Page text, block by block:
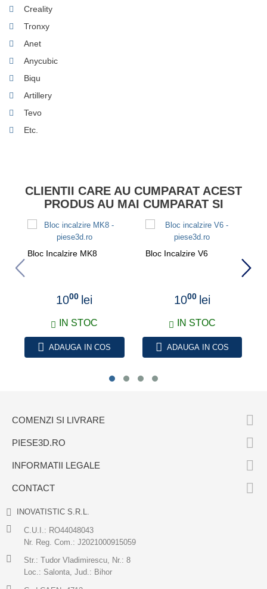
Creality
Tronxy
Anet
Anycubic
Biqu
Artillery
Tevo
Etc.
CLIENTII CARE AU CUMPARAT ACEST
PRODUS AU MAI CUMPARAT SI
Bloc Incalzire MK8
1000 lei
IN STOC
ADAUGA IN COS
Bloc Incalzire V6
1000 lei
IN STOC
ADAUGA IN COS
COMENZI SI LIVRARE 
PIESE3D.RO 
INFORMATII LEGALE 
CONTACT 
INOVATISTIC S.R.L.
C.U.I.: RO44048043
Nr. Reg. Com.: J2021000915059
Str.: Tudor Vladimirescu, Nr.: 8
Loc.: Salonta, Jud.: Bihor